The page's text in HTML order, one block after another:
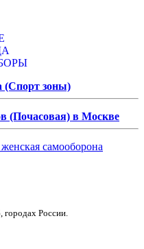
(Спорт зоны)
(Почасовая) в Москве
самооборона
России.